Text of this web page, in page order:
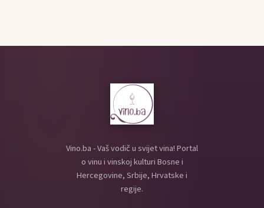
Vino.ba - Vaš vodič u svijet vina! Portal
o vinu i vinskoj kulturi Bosne i
Hercegovine, Srbije, Hrvatske i
regije.